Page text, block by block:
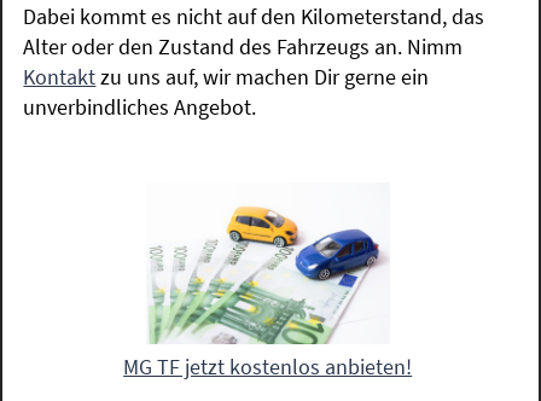
Dabei kommt es nicht auf den Kilometerstand, das
Alter oder den Zustand des Fahrzeugs an. Nimm
Kontaktzu uns auf, wir machen Dir gerne ein
unverbindliches Angebot.
MG TF jetzt kostenlos anbieten!